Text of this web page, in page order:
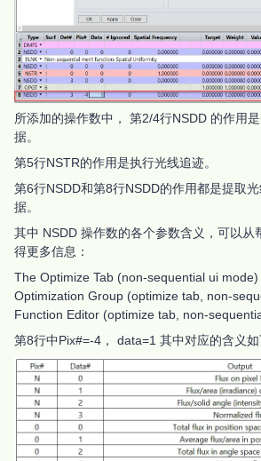
所添加的操作数中， 第2/4行NSDD 的作用
据。
第5行NSTR的作用是执行光线追迹。
第6行NSDD和第8行NSDD的作用都是提取
据。
其中 NSDD 操作数的各个参数含义，可以从
得更多信息：
The Optimize Tab (non-sequential ui mode)
Optimization Group (optimize tab, non-
Function Editor (optimize tab, non-
第8行中Pix#=-4， data=1 其中对应的含义如